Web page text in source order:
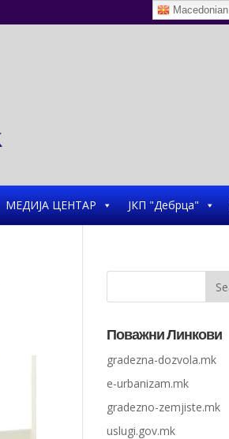
МЕДИЈА ЦЕНТАР ЈКП "Дебрца"
Поважни Линкови
gradezna-dozvola.mk
e-urbanizam.mk
gradezno-zemjiste.mk
uslugi.gov.mk
Macedonian